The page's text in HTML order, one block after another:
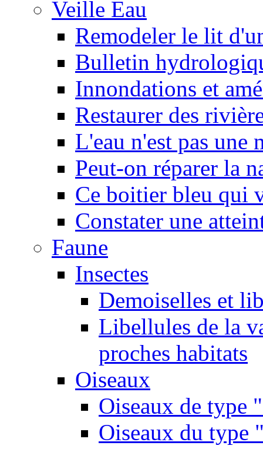
Veille Eau
Remodeler le lit
Bulletin
Innondations et
Restaurer des
L'eau n'est pas une
Peut-on réparer la
Ce boitier bleu qui
Constater une
Faune
Insectes
Demoiselles et
Libellules de la
proches habitats
Oiseaux
Oiseaux de type
Oiseaux du type